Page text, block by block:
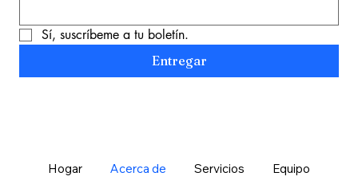
Sí, suscríbeme a tu boletín.
Entregar
Hogar Acerca de Servicios Equipo